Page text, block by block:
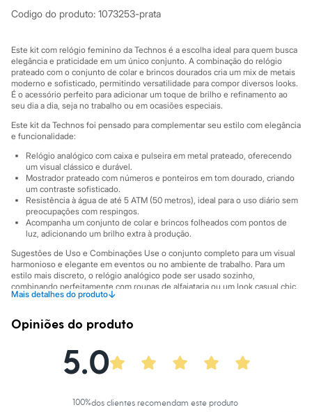
Sandálias
Marcas
City
Clock House
Mindset
Sawary
Moda esportiva
Acessórios
Blusas
Calçados
Leggings
Shorts e Bermudas
Tops
Moda íntima
Calcinhas
Cintas e Modeladores
Meias
Pijamas
Sutiãs e Tops
Moda praia
Maiôs
Saídas de praia
Blusas e Camisetas
Codigo do produto: 1073253-prata
Este kit com relógio feminino da Technos é a escolha ideal para quem busca
elegância e praticidade em um único conjunto. A combinação do relógio
prateado com o conjunto de colar e brincos dourados cria um mix de metais
moderno e sofisticado, permitindo versatilidade para compor diversos looks.
É o acessório perfeito para adicionar um toque de brilho e refinamento ao
seu dia a dia, seja no trabalho ou em ocasiões especiais.
Este kit da Technos foi pensado para complementar seu estilo com elegância
e funcionalidade:
Relógio analógico com caixa e pulseira em metal prateado, oferecendo
um visual clássico e durável.
Mostrador prateado com números e ponteiros em tom dourado, criando
um contraste sofisticado.
Resistência à água de até 5 ATM (50 metros), ideal para o uso diário sem
preocupações com respingos.
Acompanha um conjunto de colar e brincos folheados com pontos de
luz, adicionando um brilho extra à produção.
Sugestões de Uso e Combinações Use o conjunto completo para um visual
harmonioso e elegante em eventos ou no ambiente de trabalho. Para um
estilo mais discreto, o relógio analógico pode ser usado sozinho,
combinando perfeitamente com roupas de alfaiataria ou um look casual chic.
O colar e os brincos são delicados e podem ser usados para complementar
A gente se encontra na C&A! ❤
Mais detalhes do produto↓
Informacoes gerais:
Material
Aço
: Prateado
Gênero: Feminino
Opiniões do produto
5.0
100%dos clientes recomendam este produto